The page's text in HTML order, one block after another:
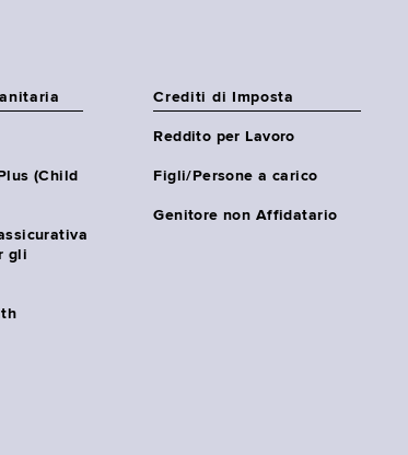
(Child
gli
Crediti di Imposta
Reddito per Lavoro
Figli/Persone a carico
Genitore non Affidatario